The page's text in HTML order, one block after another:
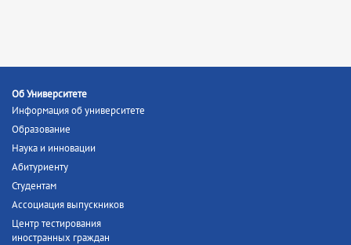
Об Университете
Информация об университете
Образование
Наука и инновации
Абитуриенту
Студентам
Ассоциация выпускников
Центр тестирования
иностранных граждан